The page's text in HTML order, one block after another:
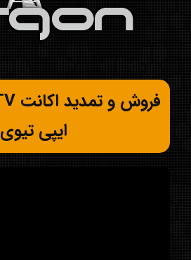
ایپی تیوی